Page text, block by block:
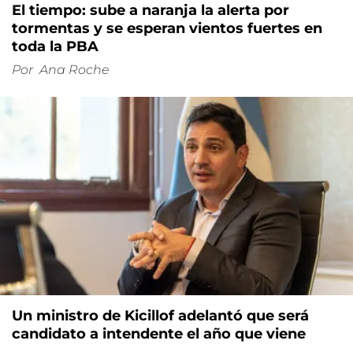
El tiempo: sube a naranja la alerta por
tormentas y se esperan vientos fuertes en
toda la PBA
Por Ana Roche
Un ministro de Kicillof adelantó que será
candidato a intendente el año que viene